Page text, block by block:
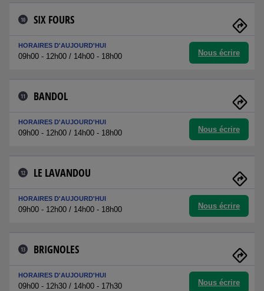
10 SIX FOURS
HORAIRES D'AUJOURD'HUI
09h00 - 12h00 / 14h00 - 18h00 Nous écrire
11 BANDOL
HORAIRES D'AUJOURD'HUI
09h00 - 12h00 / 14h00 - 18h00 Nous écrire
12 LE LAVANDOU
HORAIRES D'AUJOURD'HUI
09h00 - 12h00 / 14h00 - 18h00 Nous écrire
13 BRIGNOLES
HORAIRES D'AUJOURD'HUI
09h00 - 12h30 / 14h00 - 17h30 Nous écrire